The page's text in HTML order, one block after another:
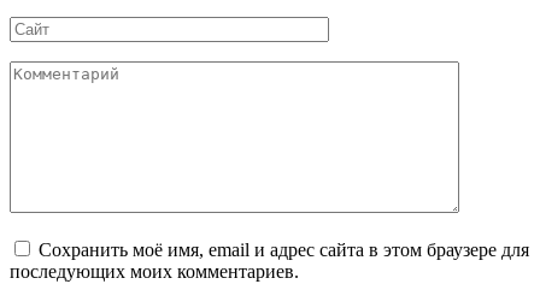
Сайт
Комментарий
Сохранить моё имя, email и адрес сайта в этом браузере для
последующих моих комментариев.